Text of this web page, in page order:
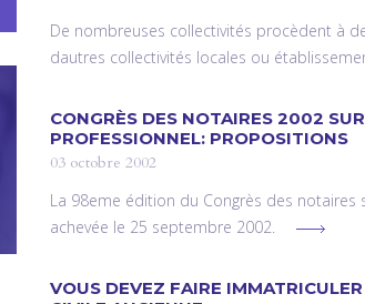
De nombreuses collectivités procèdent à
dautres collectivités locales ou
CONGRÈS DES NOTAIRES 2002
PROFESSIONNEL: PROPOSITIONS
03 octobre 2002
La 98eme édition du Congrès des notaires
achevée le 25 septembre 2002.
VOUS DEVEZ FAIRE